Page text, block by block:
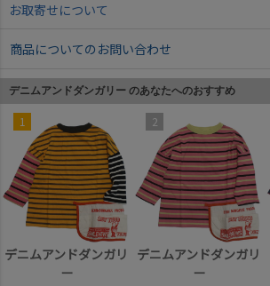
お取寄せについて
商品についてのお問い合わせ
デニムアンドダンガリー のあなたへのおすすめ
1
デニムアンドダンガリ
ー
2
デニムアンドダンガリ
ー